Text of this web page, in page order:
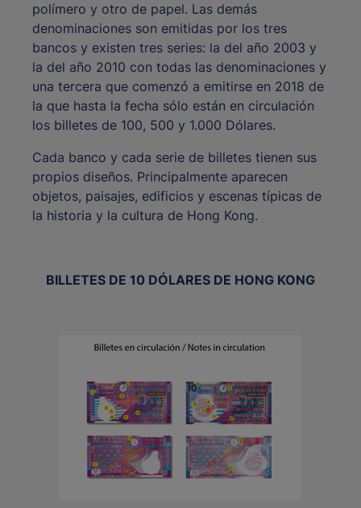
polímero y otro de papel. Las demás
denominaciones son emitidas por los tres
bancos y existen tres series: la del año 2003 y
la del año 2010 con todas las denominaciones y
una tercera que comenzó a emitirse en 2018 de
la que hasta la fecha sólo están en circulación
los billetes de 100, 500 y 1.000 Dólares.
Cada banco y cada serie de billetes tienen sus
propios diseños. Principalmente aparecen
objetos, paisajes, edificios y escenas típicas de
la historia y la cultura de Hong Kong.
BILLETES DE 10 DÓLARES DE HONG KONG